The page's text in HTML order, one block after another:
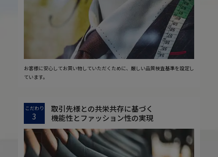
お客様に安心してお買い物していただくために、厳しい品質検査基準を設定し
ています。
こだわり
3
取引先様との共栄共存に基づく
機能性とファッション性の実現